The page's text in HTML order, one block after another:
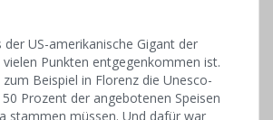
US-amerikanische Gigant der
Punkten entgegenkommen ist.
Beispiel in Florenz die Unesco-
Prozent der angebotenen Speisen
stammen müssen. Und dafür war